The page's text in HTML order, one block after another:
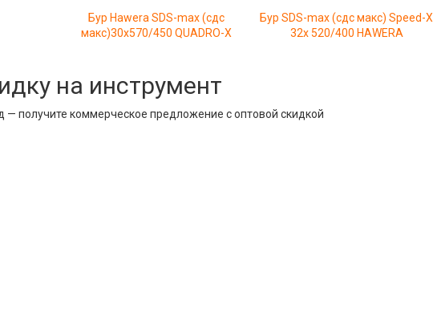
Бур Hawera SDS-max (сдс
макс)30x570/450 QUADRO-X
Бур SDS-max (сдс макс) Speed-X
32х 520/400 HAWERA
на инструмент
— получите коммерческое предложение с оптовой скидкой